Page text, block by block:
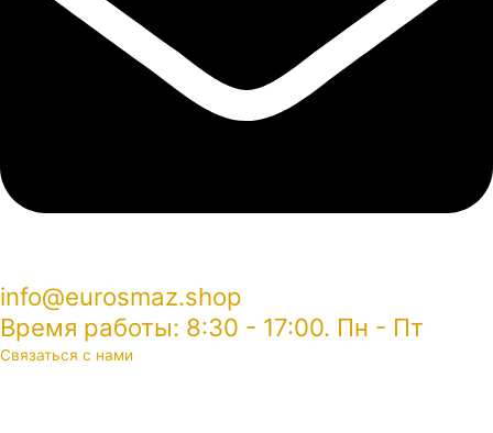
info@eurosmaz.shop
Время работы: 8:30 - 17:00. Пн - Пт
Связаться с нами